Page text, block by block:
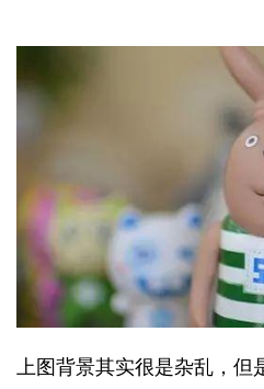
上图背景其实很是杂乱，